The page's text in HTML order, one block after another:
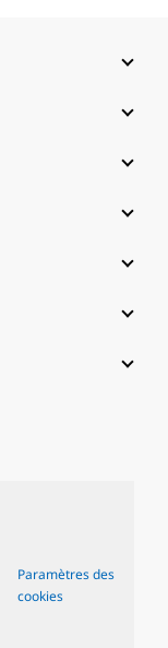
Paramètres des
cookies